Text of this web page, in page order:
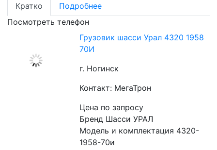
Кратко
Подробнее
Посмотреть телефон
Грузовик шасси Урал 4320 1958
70И
г. Ногинск
Контакт: МегаТрон
Цена по запросу
Бренд Шасси УРАЛ
Модель и комплектация 4320-
1958-70и